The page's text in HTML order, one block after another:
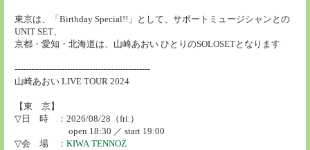
東京は、「Birthday Special!!」として、サポートミュージシャンとの
UNIT SET、
京都・愛知・北海道は、山崎あおい ひとりのSOLOSETとなります
-------------------------------------------------
山崎あおい LIVE TOUR 2024
【東 京】
▽日 時 ：2026/08/28（fri.）
open 18:30 ／ start 19:00
▽会 場 ： KIWA TENNOZ